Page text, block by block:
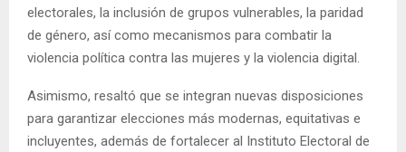
electorales, la inclusión de grupos vulnerables, la paridad
de género, así como mecanismos para combatir la
violencia política contra las mujeres y la violencia digital.
Asimismo, resaltó que se integran nuevas disposiciones
para garantizar elecciones más modernas, equitativas e
incluyentes, además de fortalecer al Instituto Electoral de